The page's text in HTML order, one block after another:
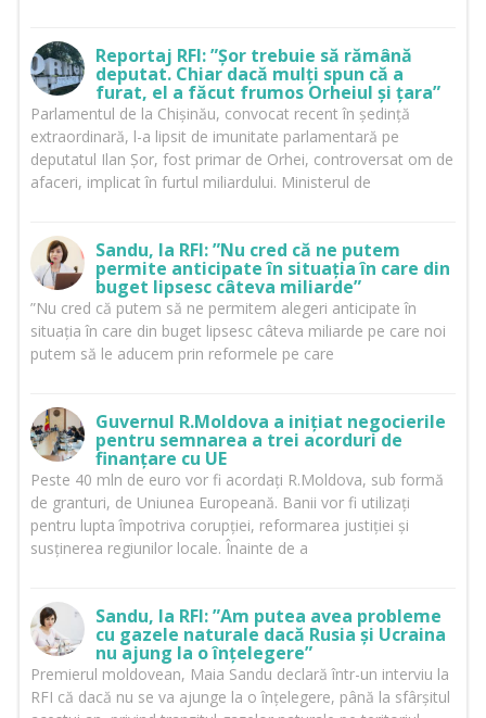
Reportaj RFI: ”Șor trebuie să rămână
deputat. Chiar dacă mulți spun că a
furat, el a făcut frumos Orheiul și țara”
Parlamentul de la Chișinău, convocat recent în ședință
extraordinară, l-a lipsit de imunitate parlamentară pe
deputatul Ilan Șor, fost primar de Orhei, controversat om de
afaceri, implicat în furtul miliardului. Ministerul de
Sandu, la RFI: ”Nu cred că ne putem
permite anticipate în situația în care din
buget lipsesc câteva miliarde”
”Nu cred că putem să ne permitem alegeri anticipate în
situația în care din buget lipsesc câteva miliarde pe care noi
putem să le aducem prin reformele pe care
Guvernul R.Moldova a inițiat negocierile
pentru semnarea a trei acorduri de
finanțare cu UE
Peste 40 mln de euro vor fi acordați R.Moldova, sub formă
de granturi, de Uniunea Europeană. Banii vor fi utilizați
pentru lupta împotriva corupției, reformarea justiției și
susținerea regiunilor locale. Înainte de a
Sandu, la RFI: ”Am putea avea probleme
cu gazele naturale dacă Rusia și Ucraina
nu ajung la o înțelegere”
Premierul moldovean, Maia Sandu declară într-un interviu la
RFI că dacă nu se va ajunge la o înțelegere, până la sfârșitul